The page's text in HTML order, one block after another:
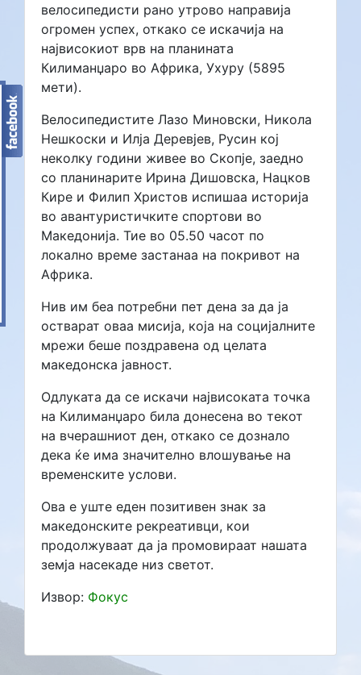
велосипедисти рано утрово направија
огромен успех, откако се искачија на
највисокиот врв на планината
Килиманџаро во Африка, Ухуру (5895
мети).
Велосипедистите Лазо Миновски, Никола
Нешкоски и Илја Деревјев, Русин кој
неколку години живее во Скопје, заедно
со планинарите Ирина Дишовска, Нацков
Кире и Филип Христов испишаа историја
во авантуристичките спортови во
Македонија. Тие во 05.50 часот по
локално време застанаа на покривот на
Африка.
Нив им беа потребни пет дена за да ја
остварат оваа мисија, која на социјалните
мрежи беше поздравена од целата
македонска јавност.
Одлуката да се искачи највисоката точка
на Килиманџаро била донесена во текот
на вчерашниот ден, откако се дознало
дека ќе има значително влошување на
временските услови.
Ова е уште еден позитивен знак за
македонските рекреативци, кои
продолжуваат да ја промовираат нашата
земја насекаде низ светот.
Извор: Фокус